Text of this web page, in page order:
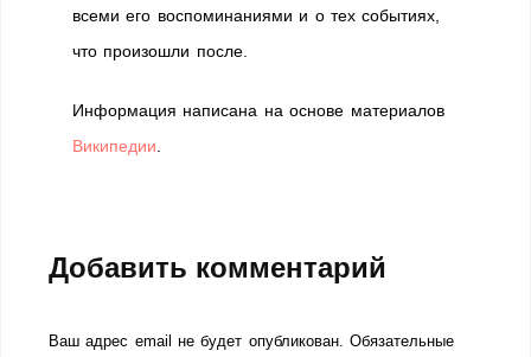
всеми его воспоминаниями и о тех событиях,
что произошли после.
Информация написана на основе материалов
Википедии
Добавить комментарий
Ваш адрес email не будет опубликован. Обязательные